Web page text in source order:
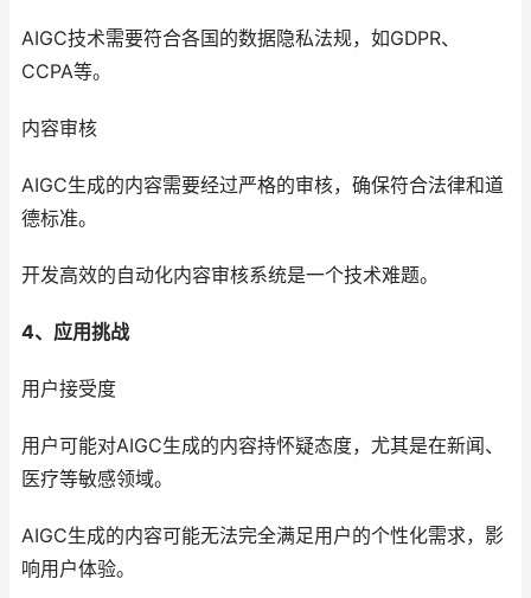
AIGC技术需要符合各国的数据隐私法规，如GDPR、
CCPA等。
内容审核
AIGC生成的内容需要经过严格的审核，确保符合法律和道
德标准。
开发高效的自动化内容审核系统是一个技术难题。
4、应用挑战
用户接受度
用户可能对AIGC生成的内容持怀疑态度，尤其是在新闻、
医疗等敏感领域。
AIGC生成的内容可能无法完全满足用户的个性化需求，影
响用户体验。